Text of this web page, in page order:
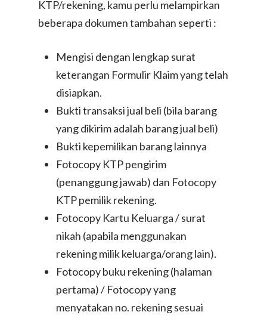
KTP/rekening, kamu perlu melampirkan
beberapa dokumen tambahan seperti :
Mengisi dengan lengkap surat
keterangan Formulir Klaim yang telah
disiapkan.
Bukti transaksi jual beli (bila barang
yang dikirim adalah barang jual beli)
Bukti kepemilikan barang lainnya
Fotocopy KTP pengirim
(penanggung jawab) dan Fotocopy
KTP pemilik rekening.
Fotocopy Kartu Keluarga / surat
nikah (apabila menggunakan
rekening milik keluarga/orang lain).
Fotocopy buku rekening (halaman
pertama) / Fotocopy yang
menyatakan no. rekening sesuai